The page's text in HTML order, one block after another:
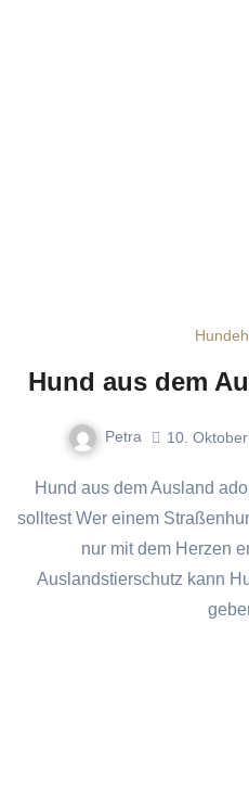
Hund aus dem
Petra 10.
Hund aus dem Ausland adoptieren – worauf du achten
solltest Wer einem
nur mit dem Herzen
Auslandstierschutz kann